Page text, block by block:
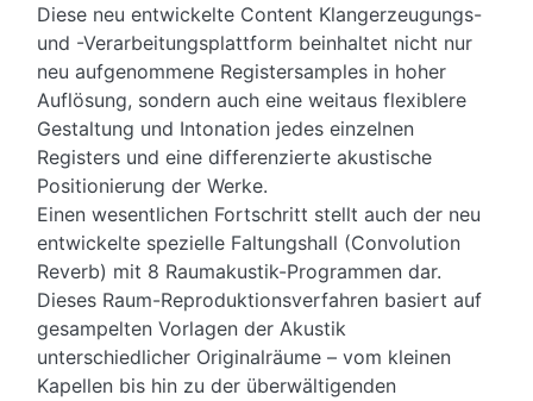
Diese neu entwickelte Content Klangerzeugungs-
und -Verarbeitungsplattform beinhaltet nicht nur
neu aufgenommene Registersamples in hoher
Auflösung, sondern auch eine weitaus flexiblere
Gestaltung und Intonation jedes einzelnen
Registers und eine differenzierte akustische
Positionierung der Werke.
Einen wesentlichen Fortschritt stellt auch der neu
entwickelte spezielle Faltungshall (Convolution
Reverb) mit 8 Raumakustik-Programmen dar.
Dieses Raum-Reproduktionsverfahren basiert auf
gesampelten Vorlagen der Akustik
unterschiedlicher Originalräume – vom kleinen
Kapellen bis hin zu der überwältigenden